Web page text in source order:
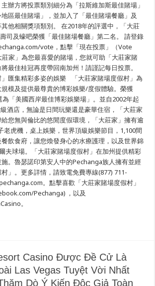
者
民
調
提
名
拉
斯
維
加
斯
地
區
以
外
之
最
佳
賭
場
辦方將投票類別細分為「拉斯維加斯最佳賭場」
區最佳賭場」，並加入了「最佳賭場餐廳」及
其他相關獎項類別。 在2018年的評選中，「大莊
司及蠔吧榮獲「最佳賭場餐廳」第二名。 請登錄
vote，點擊「現在投票」（Vote
家」為您最喜愛的賭場，您就可助「大莊家賭
最佳桂冠再度帶回南加州！請謹記每日投票。
」匯集精彩多姿的娛樂 「大莊家賭場度假村」為
模及提供最尊貴的博彩娛樂/度假體驗。榮獲
為「美國西岸最佳博彩娛樂場」。並自2002年起
酒店，無論是日間玩樂還是豪華住宿，「大莊家
您無與倫比的悠閒度假環境，「大莊家」擁有逾
老虎機，桌上娛樂，世界頂級娛樂節目，1,100間
飲食府，讓您煥發身心的水療護理，以及世界錦
夫球場。「大莊家賭場度假村」在加州提供精彩
。魯瑟諾印第安人中的Pechanga族人擁有並經
」。更多詳情，請致電免費專線(877) 711-
。點擊喜歡「大莊家賭場度假村」
Pechanga) ，以及
。
Casino Được Đề Cử Là
Las Vegas Tuyệt Vời Nhất
Dò Ý Kiến Độc Giả Toàn